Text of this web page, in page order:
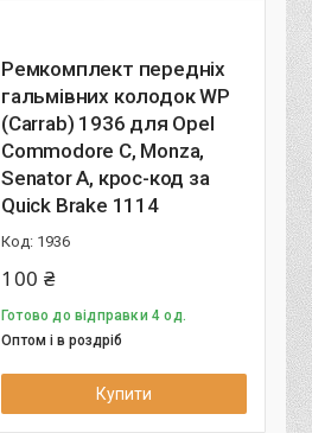
Ремкомплект передніх
гальмівних колодок WP
(Carrab) 1936 для Opel
Commodore C, Monza,
Senator A, крос-код за
Quick Brake 1114
1936
100 ₴
Готово до відправки 4 од.
Оптом і в роздріб
Купити